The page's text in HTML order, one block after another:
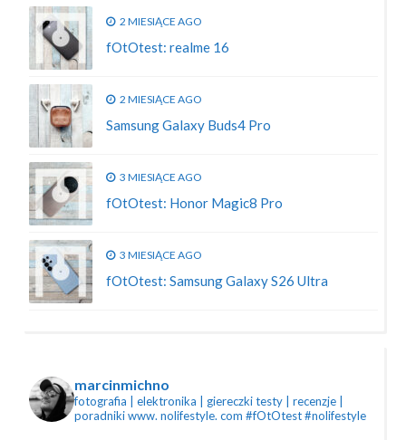
2 MIESIĄCE AGO
fOtOtest: realme 16
2 MIESIĄCE AGO
Samsung Galaxy Buds4 Pro
3 MIESIĄCE AGO
fOtOtest: Honor Magic8 Pro
3 MIESIĄCE AGO
fOtOtest: Samsung Galaxy S26 Ultra
marcinmichno
fotografia | elektronika | giereczkitesty | recenzje |
poradnikiwww. nolifestyle. com #fOtOtest #nolifestyle